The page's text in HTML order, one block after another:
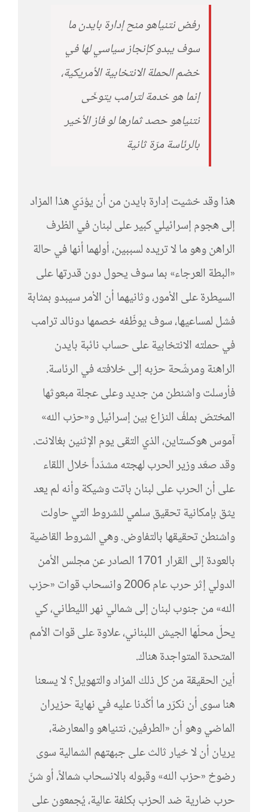
رفض نتنياهو منح إدارة بايدن ما
سوف يبدو كإنجاز سياسي لها في
خضم الحملة الانتخابية الأمريكية،
إنما هو خدمة لترامب يتوخّى
نتنياهو حصد ثمارها لو فاز الأخير
بالرئاسة مرّة ثانية
هذا وقد خشيت إدارة بايدن من أن يؤدّي هذا المزاد
إلى هجوم إسرائيلي كبير على لبنان في الظرف
الراهن وهو ما لا تريده لسببين، أولهما أنها في حالة
«البطة العرجاء» بما سوف يحول دون قدرتها على
السيطرة على الأمور، وثانيهما أن الأمر سيبدو بمثابة
فشل لمساعيها، سوف يوظّفه خصمها دونالد ترامب
في حملته الانتخابية على حساب نائبة بايدن
الراهنة ومرشّحة حزبه إلى خلافته في الرئاسة.
فأرسلت واشنطن من جديد وعلى عجلة مبعوثها
المختصّ بملفّ النزاع بين إسرائيل و«حزب الله»
آموس هوكستاين، الذي التقى يوم الإثنين بغالانت.
وقد صعّد وزير الحرب لهجته مشدّداً خلال اللقاء
على أن الحرب على لبنان باتت وشيكة وأنه لم يعد
يثق بإمكانية تحقيق سلمي للشروط التي حاولت
واشنطن تحقيقها بالتفاوض. وهي الشروط القاضية
بالعودة إلى القرار 1701 الصادر عن مجلس الأمن
الدولي إثر حرب عام 2006 وانسحاب قوات «حزب
الله» من جنوب لبنان إلى شمالي نهر الليطاني، كي
يحلّ محلّها الجيش اللبناني، علاوة على قوات الأمم
المتحدة المتواجدة هناك.
أين الحقيقة من كل ذلك المزاد والتهويل؟ لا يسعنا
هنا سوى أن نكرّر ما أكّدنا عليه في نهاية حزيران
الماضي وهو أن «الطرفين، نتنياهو والمعارضة،
يريان أن لا خيار ثالث على جبهتهم الشمالية سوى
رضوخ «حزب الله» وقبوله بالانسحاب شمالاً، أو شنّ
حرب ضارية ضد الحزب بكلفة عالية، يُجمعون على